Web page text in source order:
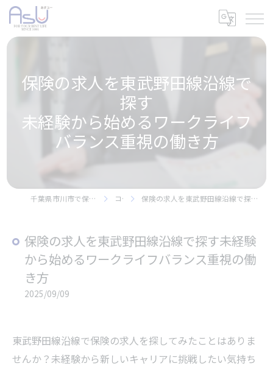
保険の求人を東武野田線沿線で
探す
未経験から始めるワークライフ
バランス重視の働き方
千葉県市川市で保険の求人なら株式会社アスユー コラム 保険の求人を東武野田線沿線で探す未経験から始めるワークライフバランス重視の働き方
保険の求人を東武野田線沿線で探す未経験
から始めるワークライフバランス重視の働
き方
2025/09/09
東武野田線沿線で保険の求人を探してみたことはありま
せんか？未経験から新しいキャリアに挑戦したい気持ち